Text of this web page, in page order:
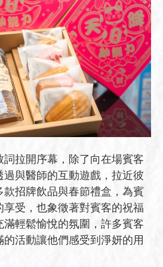
拉開序幕，除了向在場賓客
與醫師的互動遊戲，拉近彼
款招牌飲品與春節禮盒，為賓
受，也象徵著對賓客的祝福
輕鬆愉悅的氛圍，許多賓客
活動讓他們感受到淨妍的用